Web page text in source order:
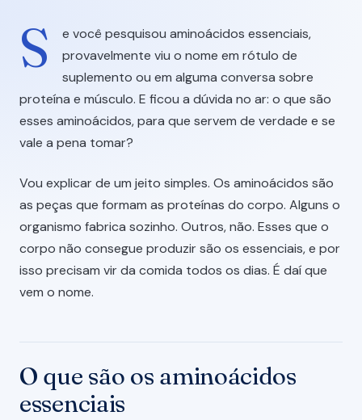
S
e você pesquisou aminoácidos essenciais,
provavelmente viu o nome em rótulo de
suplemento ou em alguma conversa sobre
proteína e músculo. E ficou a dúvida no ar: o que são
esses aminoácidos, para que servem de verdade e se
vale a pena tomar?
Vou explicar de um jeito simples. Os aminoácidos são
as peças que formam as proteínas do corpo. Alguns o
organismo fabrica sozinho. Outros, não. Esses que o
corpo não consegue produzir são os essenciais, e por
isso precisam vir da comida todos os dias. É daí que
vem o nome.
O que são os aminoácidos
essenciais